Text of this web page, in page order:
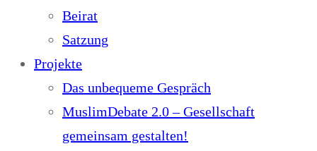
Beirat
Satzung
Projekte
Das unbequeme Gespräch
MuslimDebate 2.0 – Gesellschaft
gemeinsam gestalten!